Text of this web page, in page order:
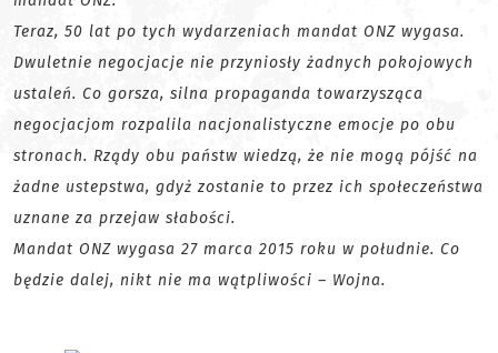
Teraz, 50 lat po tych wydarzeniach mandat ONZ wygasa.
Dwuletnie negocjacje nie przyniosły żadnych pokojowych
ustaleń. Co gorsza, silna propaganda towarzysząca
negocjacjom rozpalila nacjonalistyczne emocje po obu
stronach. Rządy obu państw wiedzą, że nie mogą pójść na
żadne ustepstwa, gdyż zostanie to przez ich społeczeństwa
uznane za przejaw słabości.
Mandat ONZ wygasa 27 marca 2015 roku w południe. Co
będzie dalej, nikt nie ma wątpliwości – Wojna.